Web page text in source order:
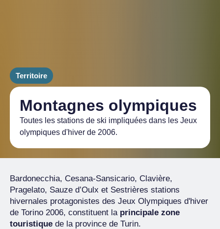
Territoire
Montagnes olympiques
Toutes les stations de ski impliquées dans les Jeux
olympiques d'hiver de 2006.
Bardonecchia, Cesana-Sansicario, Clavière,
Pragelato, Sauze d’Oulx et Sestrières stations
hivernales protagonistes des Jeux Olympiques d'hiver
de Torino 2006, constituent la principale zone
touristique de la province de Turin.